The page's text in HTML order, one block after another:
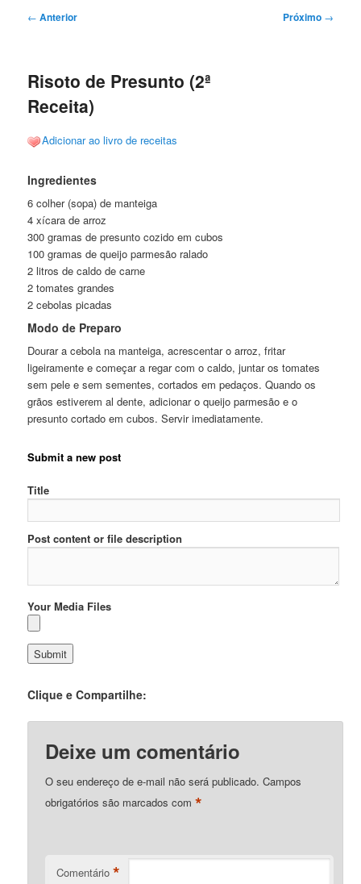
Navegação
← Anterior Próximo →
Risoto de Presunto (2ª
Receita)
Adicionar ao livro de receitas
Ingredientes
6 colher (sopa) de manteiga
4 xícara de arroz
300 gramas de presunto cozido em cubos
100 gramas de queijo parmesão ralado
2 litros de caldo de carne
2 tomates grandes
2 cebolas picadas
Modo de Preparo
Dourar a cebola na manteiga, acrescentar o arroz, fritar
ligeiramente e começar a regar com o caldo, juntar os tomates
sem pele e sem sementes, cortados em pedaços. Quando os
grãos estiverem al dente, adicionar o queijo parmesão e o
presunto cortado em cubos. Servir imediatamente.
Submit a new post
Title
Post content or file description
Your Media Files
Clique e Compartilhe:
Deixe um comentário
O seu endereço de e-mail não será publicado. Campos
obrigatórios são marcados com*
Comentário *